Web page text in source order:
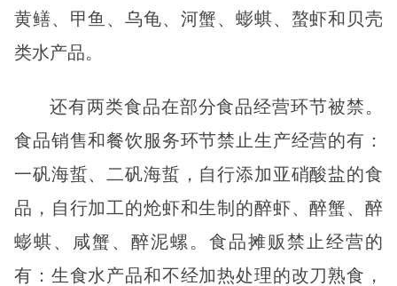
黄鳝、甲鱼、乌龟、河蟹、蟛蜞、螯虾和贝壳
类水产品。
还有两类食品在部分食品经营环节被禁。
食品销售和餐饮服务环节禁止生产经营的有：
一矾海蜇、二矾海蜇，自行添加亚硝酸盐的食
品，自行加工的炝虾和生制的醉虾、醉蟹、醉
蟛蜞、咸蟹、醉泥螺。食品摊贩禁止经营的
有：生食水产品和不经加热处理的改刀熟食，